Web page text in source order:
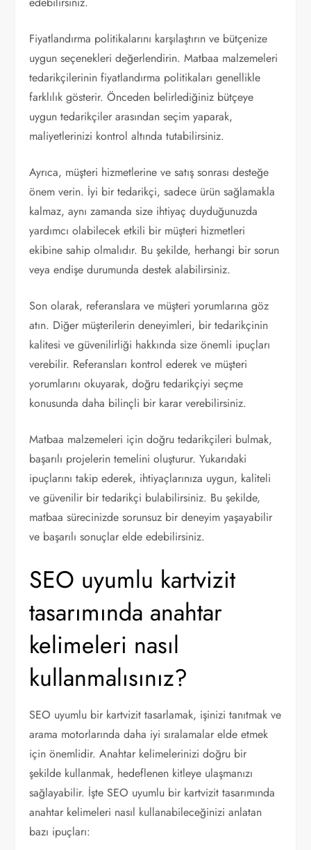
Fiyatlandırma politikalarını karşılaştırın ve bütçenize
uygun seçenekleri değerlendirin. Matbaa malzemeleri
tedarikçilerinin fiyatlandırma politikaları genellikle
farklılık gösterir. Önceden belirlediğiniz bütçeye
uygun tedarikçiler arasından seçim yaparak,
maliyetlerinizi kontrol altında tutabilirsiniz.
Ayrıca, müşteri hizmetlerine ve satış sonrası desteğe
önem verin. İyi bir tedarikçi, sadece ürün sağlamakla
kalmaz, aynı zamanda size ihtiyaç duyduğunuzda
yardımcı olabilecek etkili bir müşteri hizmetleri
ekibine sahip olmalıdır. Bu şekilde, herhangi bir sorun
veya endişe durumunda destek alabilirsiniz.
Son olarak, referanslara ve müşteri yorumlarına göz
atın. Diğer müşterilerin deneyimleri, bir tedarikçinin
kalitesi ve güvenilirliği hakkında size önemli ipuçları
verebilir. Referansları kontrol ederek ve müşteri
yorumlarını okuyarak, doğru tedarikçiyi seçme
konusunda daha bilinçli bir karar verebilirsiniz.
Matbaa malzemeleri için doğru tedarikçileri bulmak,
başarılı projelerin temelini oluşturur. Yukarıdaki
ipuçlarını takip ederek, ihtiyaçlarınıza uygun, kaliteli
ve güvenilir bir tedarikçi bulabilirsiniz. Bu şekilde,
matbaa sürecinizde sorunsuz bir deneyim yaşayabilir
ve başarılı sonuçlar elde edebilirsiniz.
SEO uyumlu kartvizit
tasarımında anahtar
kelimeleri nasıl
kullanmalısınız?
SEO uyumlu bir kartvizit tasarlamak, işinizi tanıtmak ve
arama motorlarında daha iyi sıralamalar elde etmek
için önemlidir. Anahtar kelimelerinizi doğru bir
şekilde kullanmak, hedeflenen kitleye ulaşmanızı
sağlayabilir. İşte SEO uyumlu bir kartvizit tasarımında
anahtar kelimeleri nasıl kullanabileceğinizi anlatan
bazı ipuçları: